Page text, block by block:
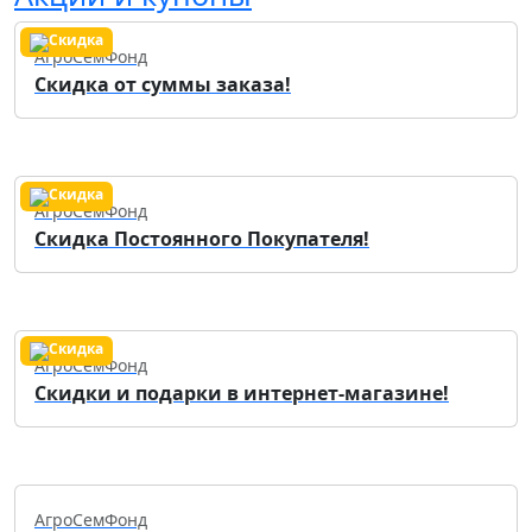
АгроСемФонд
Скидка от суммы заказа!
АгроСемФонд
Скидка Постоянного Покупателя!
АгроСемФонд
Скидки и подарки в интернет-магазине!
АгроСемФонд